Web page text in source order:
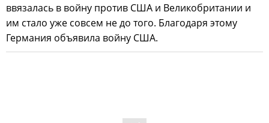
ввязалась в войну против США и Великобритании и
им стало уже совсем не до того. Благодаря этому
Германия объявила войну США.